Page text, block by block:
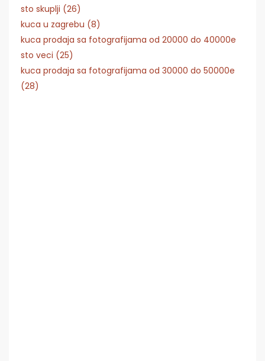
sto skuplji (26)
kuca u zagrebu (8)
kuca prodaja sa fotografijama od 20000 do 40000e
sto veci (25)
kuca prodaja sa fotografijama od 30000 do 50000e
(28)